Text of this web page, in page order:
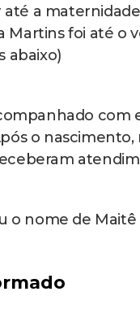
a
Martins foi até o
abaixo)
com
o
o nome de